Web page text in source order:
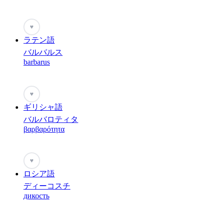
♥
ラテン語
バルバルス
barbarus
♥
ギリシャ語
バルバロティタ
βαρβαρότητα
♥
ロシア語
ディーコスチ
дикость